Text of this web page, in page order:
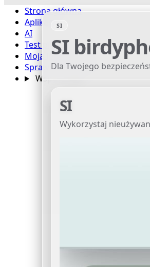
Strona główna
Aplikacja
AI
Test prędkości
Moja lokalizacja IP
Sprawdzanie proxy
Wsparcie
SI
SI
Dla Twojego
SI
Wykorzystaj